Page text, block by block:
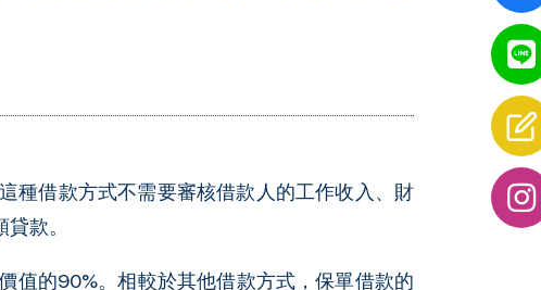
這種借款方式不需要審核借款人的工作收入、財
款。
值的90%。相較於其他借款方式，保單借款的